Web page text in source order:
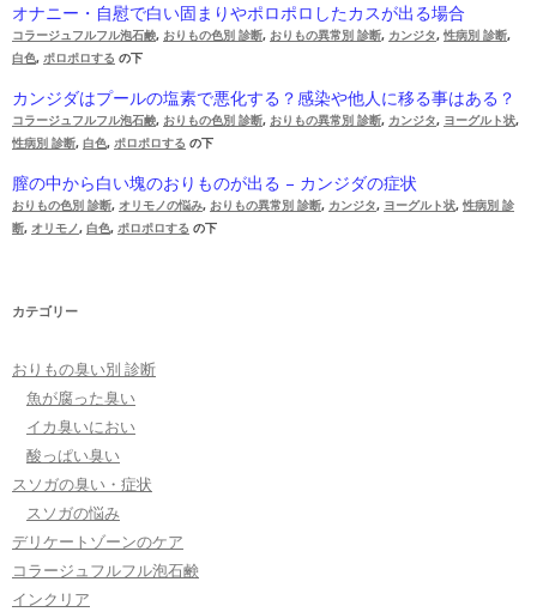
オナニー・自慰で白い固まりやポロポロしたカスが出る場合
コラージュフルフル泡石鹸, おりもの色別 診断, おりもの異常別 診断, カンジタ, 性病別 診断,
白色, ポロポロする の下
カンジダはプールの塩素で悪化する？感染や他人に移る事はある？
コラージュフルフル泡石鹸, おりもの色別 診断, おりもの異常別 診断, カンジタ, ヨーグルト状,
性病別 診断, 白色, ポロポロする の下
膣の中から白い塊のおりものが出る – カンジダの症状
おりもの色別 診断, オリモノの悩み, おりもの異常別 診断, カンジタ, ヨーグルト状, 性病別 診
断, オリモノ, 白色, ポロポロする の下
カテゴリー
おりもの臭い別 診断
魚が腐った臭い
イカ臭いにおい
酸っぱい臭い
スソガの臭い・症状
スソガの悩み
デリケートゾーンのケア
コラージュフルフル泡石鹸
インクリア